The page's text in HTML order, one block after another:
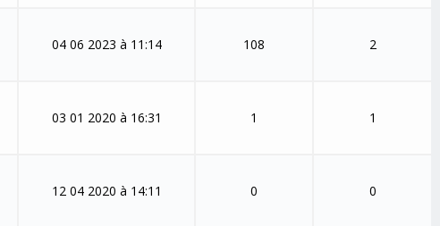
04 06 2023 à 11:14 108 2
03 01 2020 à 16:31 1 1
12 04 2020 à 14:11 0 0